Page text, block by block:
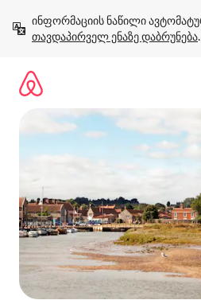
გადასვლა
თავდაპირველ ენაზე დაბრუნება.